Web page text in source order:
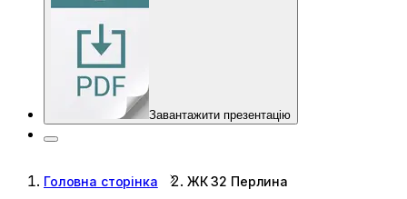
Завантажити презентацію
Головна сторінка ЖК 32 Перлина